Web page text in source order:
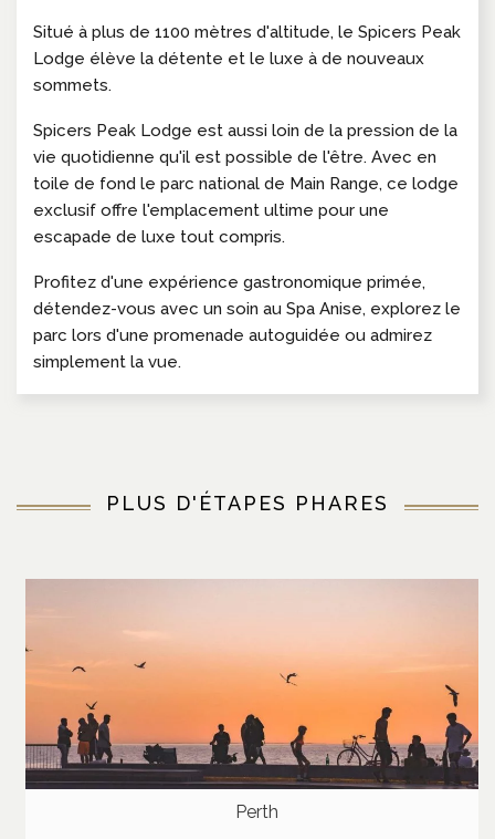
Situé à plus de 1100 mètres d'altitude, le Spicers Peak
Lodge élève la détente et le luxe à de nouveaux
sommets.
Spicers Peak Lodge est aussi loin de la pression de la
vie quotidienne qu'il est possible de l'être. Avec en
toile de fond le parc national de Main Range, ce lodge
exclusif offre l'emplacement ultime pour une
escapade de luxe tout compris.
Profitez d'une expérience gastronomique primée,
détendez-vous avec un soin au Spa Anise, explorez le
parc lors d'une promenade autoguidée ou admirez
simplement la vue.
PLUS D'ÉTAPES PHARES
Perth